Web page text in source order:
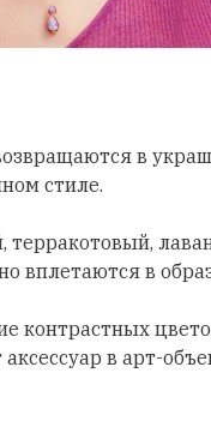
в
стиле.
терракотовый,
вплетаются в
контрастных
в арт-